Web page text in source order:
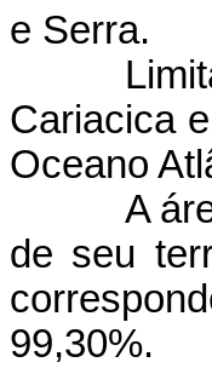
e Serra.
Cariacica
Oceano
A
de seu
99,30%.